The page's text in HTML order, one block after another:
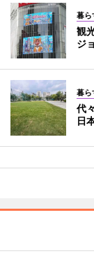
暮ら
観
ジ
暮ら
代
日